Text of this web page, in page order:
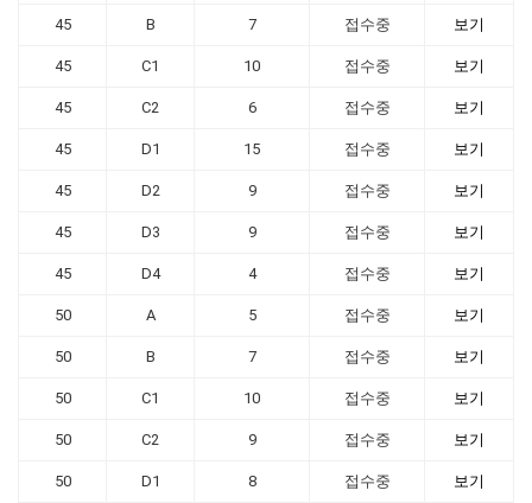
45 B 7 접수중 보기
45 C1 10 접수중 보기
45 C2 6 접수중 보기
45 D1 15 접수중 보기
45 D2 9 접수중 보기
45 D3 9 접수중 보기
45 D4 4 접수중 보기
50 A 5 접수중 보기
50 B 7 접수중 보기
50 C1 10 접수중 보기
50 C2 9 접수중 보기
50 D1 8 접수중 보기